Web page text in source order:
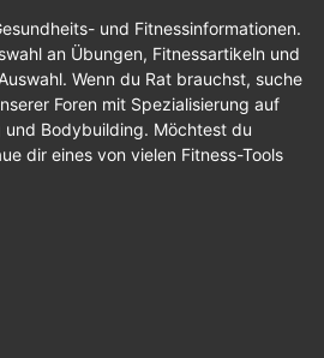
und Fitnessinformationen.
an Übungen, Fitnessartikeln und
Wenn du Rat brauchst, suche
Foren mit Spezialisierung auf
und Bodybuilding. Möchtest du
dir eines von vielen Fitness-Tools